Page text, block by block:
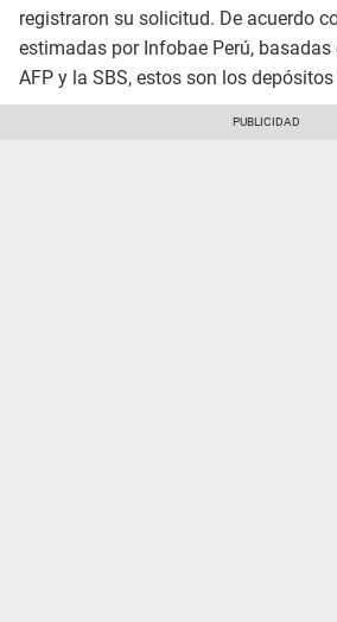
registraron su solicitud. De acuerdo
estimadas por Infobae Perú,
AFP y la SBS, estos son los